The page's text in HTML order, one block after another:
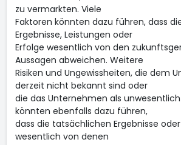
zu vermarkten. Viele
Faktoren könnten dazu führen, dass
Ergebnisse, Leistungen oder
Erfolge wesentlich von den
Aussagen abweichen. Weitere
Risiken und Ungewissheiten, die dem
derzeit nicht bekannt sind oder
die das Unternehmen als
könnten ebenfalls dazu führen,
dass die tatsächlichen Ergebnisse oder
wesentlich von denen